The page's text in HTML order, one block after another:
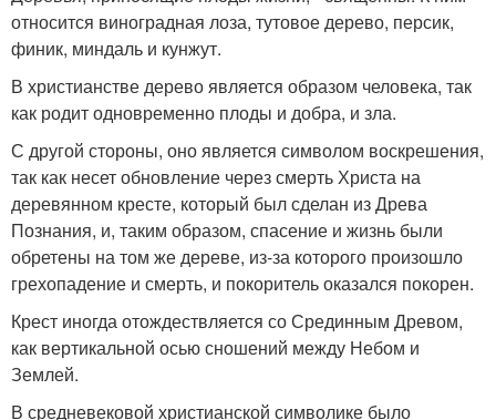
относится виноградная лоза, тутовое дерево, персик,
финик, миндаль и кунжут.
В христианстве дерево является образом человека, так
как родит одновременно плоды и добра, и зла.
С другой стороны, оно является символом воскрешения,
так как несет обновление через смерть Христа на
деревянном кресте, который был сделан из Древа
Познания, и, таким образом, спасение и жизнь были
обретены на том же дереве, из-за которого произошло
грехопадение и смерть, и покоритель оказался покорен.
Крест иногда отождествляется со Срединным Древом,
как вертикальной осью сношений между Небом и
Землей.
В средневековой христианской символике было